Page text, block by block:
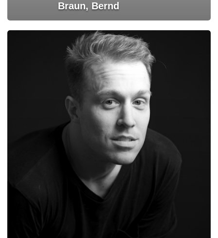
Braun, Bernd